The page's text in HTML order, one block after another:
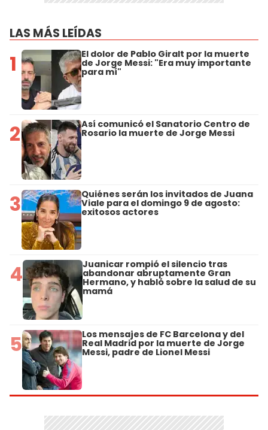
LAS MÁS LEÍDAS
1 El dolor de Pablo Giralt por la muerte
de Jorge Messi: "Era muy importante
para mí"
2 Así comunicó el Sanatorio Centro de
Rosario la muerte de Jorge Messi
3 Quiénes serán los invitados de Juana
Viale para el domingo 9 de agosto:
exitosos actores
4 Juanicar rompió el silencio tras
abandonar abruptamente Gran
Hermano, y habló sobre la salud de su
mamá
5 Los mensajes de FC Barcelona y del
Real Madrid por la muerte de Jorge
Messi, padre de Lionel Messi